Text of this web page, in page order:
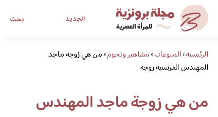
بحث الجديد
مجلة برونزية للفتاة العصريةالرئيسية›المنوعات›مشاهير ونجوم›من هي زوجة ماجد
المهندس الفرنسية زوجة
من هي زوجة ماجد المهندس